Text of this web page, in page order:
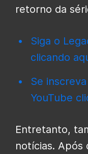
retorno da
Siga o
clicando
Se
YouTube
Entretanto,
notícias. Após